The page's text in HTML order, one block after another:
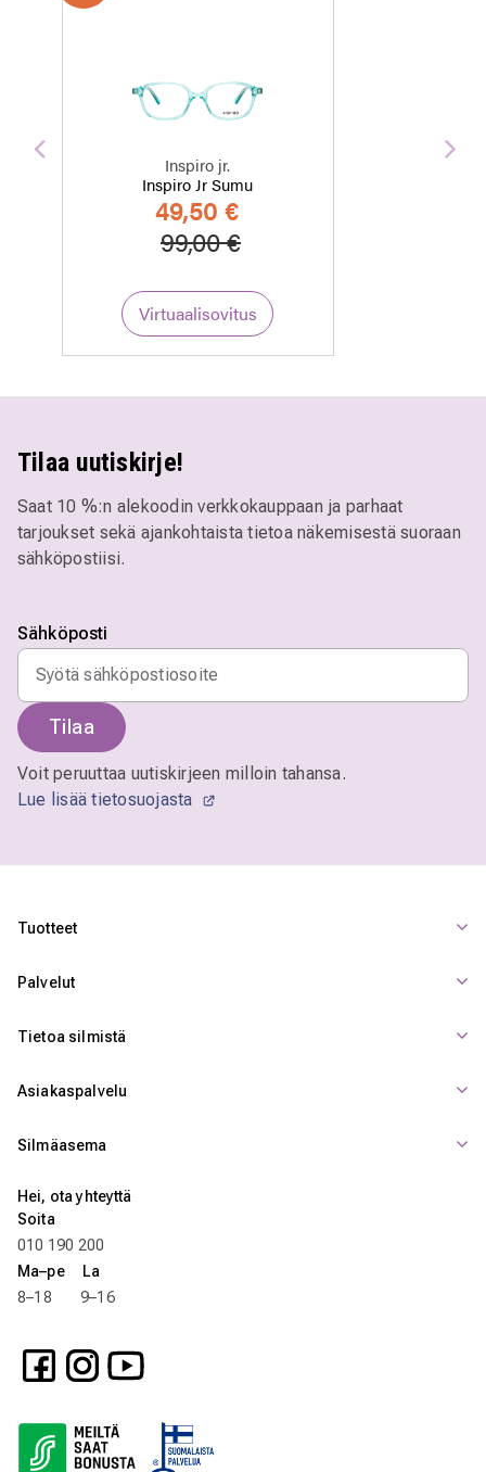
Inspiro jr.
Inspiro Jr Sumu
49,50 €
Hinta alennettu
99,00 €Alennettu hinta
Virtuaalisovitus
Edellinen
Tilaa uutiskirje!
Saat 10 %:n alekoodin verkkokauppaan ja parhaat
tarjoukset sekä ajankohtaista tietoa näkemisestä suoraan
sähköpostiisi.
Sähköposti
Tilaa
Voit peruuttaa uutiskirjeen milloin tahansa.
Lue lisää tietosuojasta
Tuotteet
Palvelut
Tietoa silmistä
Asiakaspalvelu
Silmäasema
Hei, ota yhteyttä
Soita
010 190 200
Ma–pe La
8–18 9–16